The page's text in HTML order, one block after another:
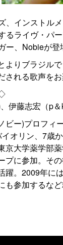
、インストル
るライヴ・パ
ー、Nobieが登
よりブラジル
される歌声をお
伊藤志宏（p
ビー)プロフィ
オリン、7歳
京大学薬学部
プに参加。そ
躍。2009年に
も参加するなど